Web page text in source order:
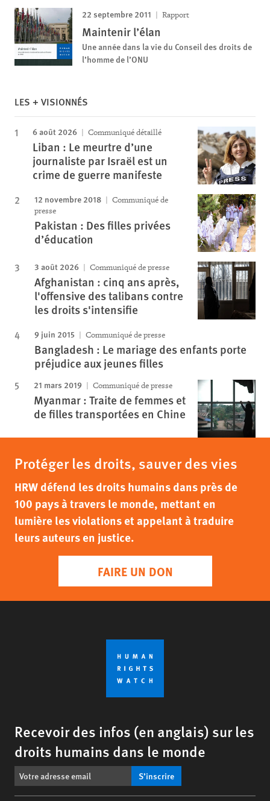
22 septembre 2011 Rapport
Maintenir l’élan
Une année dans la vie du Conseil des droits de
l’homme de l’ONU
LES + VISIONNÉS
6 août 2026 Communiqué détaillé
Liban : Le meurtre d’une
journaliste par Israël est un
crime de guerre manifeste
12 novembre 2018
Communiqué de
presse
Pakistan : Des filles privées
d’éducation
3 août 2026 Communiqué de presse
Afghanistan : cinq ans après,
l'offensive des talibans contre
les droits s'intensifie
9 juin 2015 Communiqué de presse
Bangladesh : Le mariage des enfants porte
préjudice aux jeunes filles
21 mars 2019 Communiqué de presse
Myanmar : Traite de femmes et
de filles transportées en Chine
Protéger les droits, sauver des vies
HRW défend les droits humains dans près de
100 pays à travers le monde, mettant en
lumière les violations et appelant à traduire
leurs auteurs en justice.
FAIRE UN DON
Recevoir des infos (en anglais) sur les
droits humains dans le monde
S’inscrire